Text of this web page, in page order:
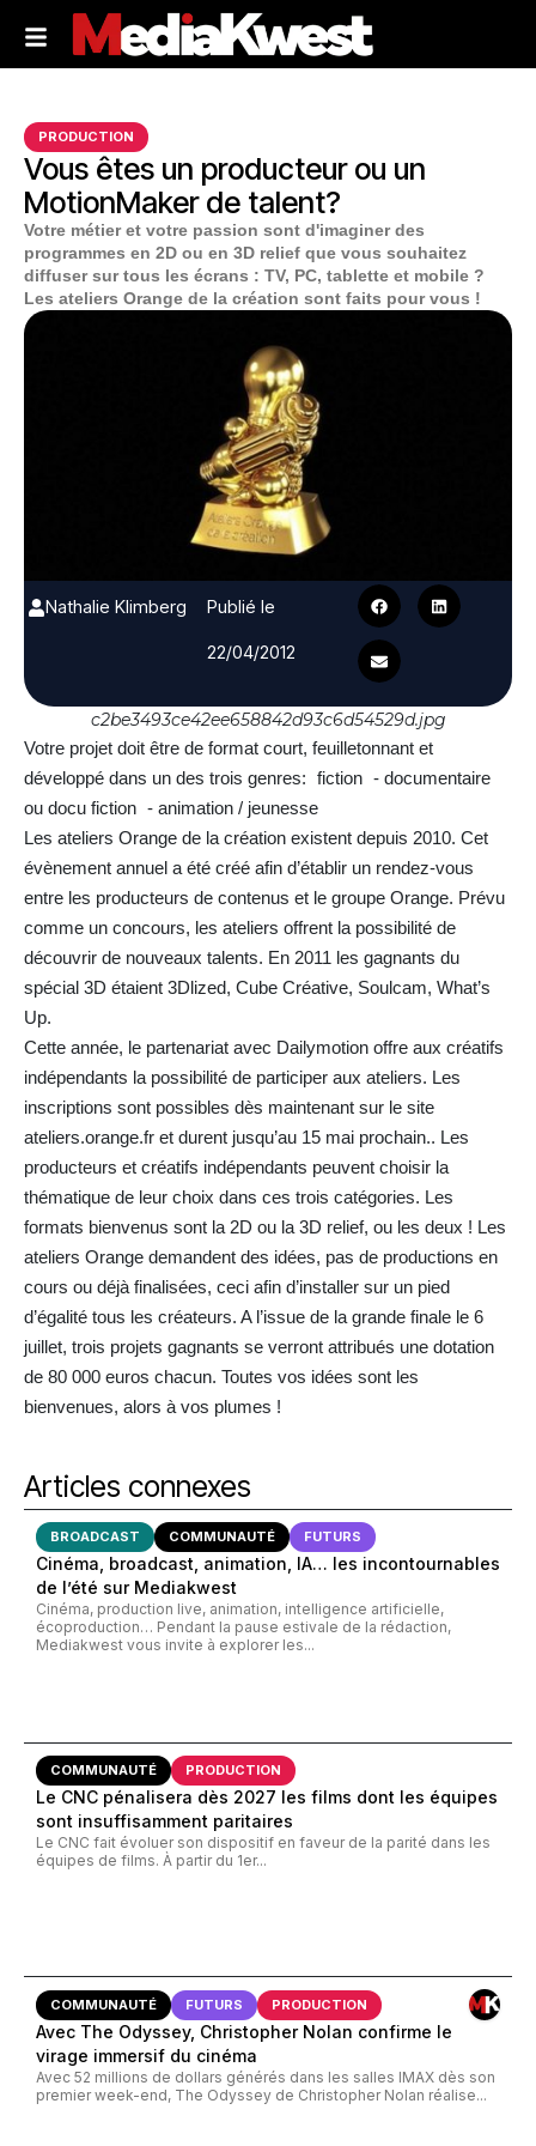
PRODUCTION
Vous êtes un producteur ou un
MotionMaker de talent?
Votre métier et votre passion sont d'imaginer des
programmes en 2D ou en 3D relief que vous souhaitez
diffuser sur tous les écrans : TV, PC, tablette et mobile ?
Les ateliers Orange de la création sont faits pour vous !
Nathalie Klimberg
Publié le
22/04/2012
c2be3493ce42ee658842d93c6d54529d.jpg
Votre projet doit être de format court, feuilletonnant et
développé dans un des trois genres: fiction - documentaire
ou docu fiction - animation / jeunesse
Les ateliers Orange de la création existent depuis 2010. Cet
évènement annuel a été créé afin d’établir un rendez-vous
entre les producteurs de contenus et le groupe Orange. Prévu
comme un concours, les ateliers offrent la possibilité de
découvrir de nouveaux talents. En 2011 les gagnants du
spécial 3D étaient 3Dlized, Cube Créative, Soulcam, What’s
Up.
Cette année, le partenariat avec Dailymotion offre aux créatifs
indépendants la possibilité de participer aux ateliers. Les
inscriptions sont possibles dès maintenant sur le site
ateliers.orange.fr et durent jusqu’au 15 mai prochain.. Les
producteurs et créatifs indépendants peuvent choisir la
thématique de leur choix dans ces trois catégories. Les
formats bienvenus sont la 2D ou la 3D relief, ou les deux ! Les
ateliers Orange demandent des idées, pas de productions en
cours ou déjà finalisées, ceci afin d’installer sur un pied
d’égalité tous les créateurs. A l’issue de la grande finale le 6
juillet, trois projets gagnants se verront attribués une dotation
de 80 000 euros chacun. Toutes vos idées sont les
bienvenues, alors à vos plumes !
Articles connexes
BROADCAST COMMUNAUTÉ FUTURS
Cinéma, broadcast, animation, IA… les incontournables
de l’été sur Mediakwest
Cinéma, production live, animation, intelligence artificielle,
écoproduction… Pendant la pause estivale de la rédaction,
Mediakwest vous invite à explorer les...
COMMUNAUTÉ PRODUCTION
Le CNC pénalisera dès 2027 les films dont les équipes
sont insuffisamment paritaires
Le CNC fait évoluer son dispositif en faveur de la parité dans les
équipes de films. À partir du 1er...
COMMUNAUTÉ FUTURS PRODUCTION
Avec The Odyssey, Christopher Nolan confirme le
virage immersif du cinéma
Avec 52 millions de dollars générés dans les salles IMAX dès son
premier week-end, The Odyssey de Christopher Nolan réalise...